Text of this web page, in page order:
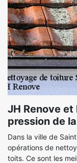
JH Renove
pression de
Dans la ville de
opérations de
toits. Ce sont les